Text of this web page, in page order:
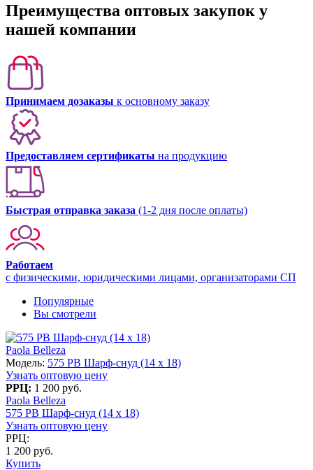
Преимущества оптовых закупок у
нашей компании
Принимаем дозаказы к основному заказу
Предоставляем сертификаты на продукцию
Быстрая отправка заказа (1-2 дня после оплаты)
Работаем
с физическими, юридическими лицами, организаторами СП
Популярные
Вы смотрели
Paola Belleza
Модель: 575 PB Шарф-снуд (14 x 18)
Узнать оптовую цену
РРЦ: 1 200 руб.
Paola Belleza
575 PB Шарф-снуд (14 x 18)
Узнать оптовую цену
РРЦ:
1 200 руб.
Купить